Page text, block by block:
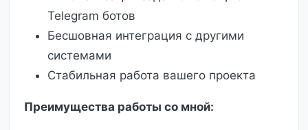
Telegram ботов
Бесшовная интеграция с другими
системами
Стабильная работа вашего проекта
Преимущества работы со мной: